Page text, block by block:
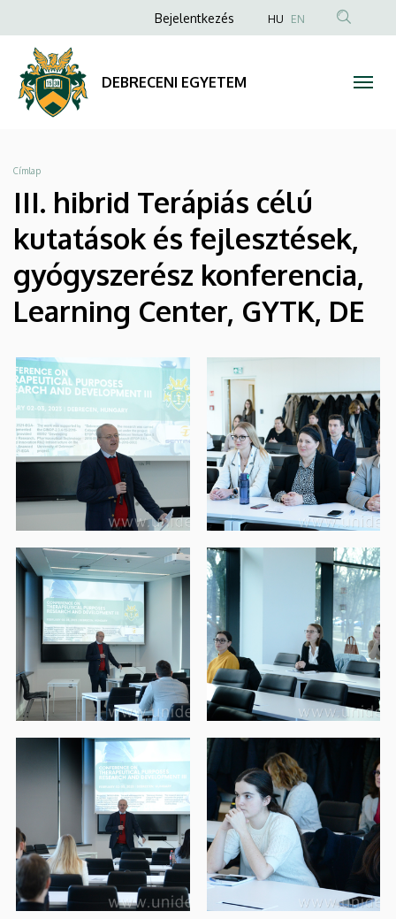
DEBRECENI
EGYETEM
a
tartalomra
Anonim
menüje
Bejelentkezés HU EN
DEBRECENI EGYETEM
Morzsa
Címlap
III. hibrid Terápiás célú
kutatások és fejlesztések,
gyógyszerész konferencia,
Learning Center, GYTK, DE